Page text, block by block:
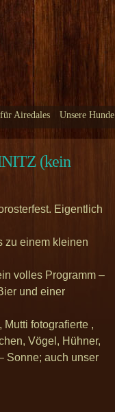
Airedales Unsere Hunde
(kein
Eigentlich
zu einem kleinen
volles Programm –
und einer
fotografierte ,
Vögel, Hühner,
Sonne; auch unser